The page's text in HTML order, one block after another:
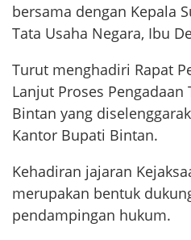
bersama dengan Kepala
Tata Usaha Negara, Ibu
Turut menghadiri Rapat
Lanjut Proses
Bintan yang
Kantor Bupati Bintan.
Kehadiran jajaran
merupakan bentuk
pendampingan hukum.